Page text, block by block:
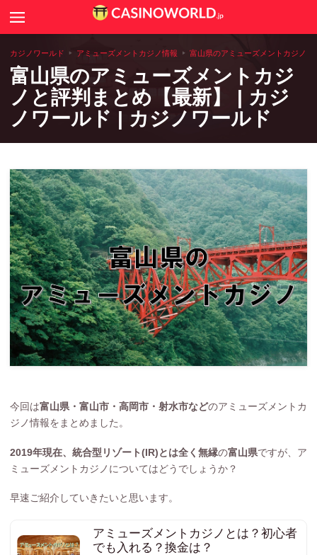
カジノニュース
カジノゲームのルールや攻略法
カジノコラム
全国アミューズメントカジノ一覧
カジノ用語辞典
Search
カジノワールド アミューズメントカジノ情報 富山県のアミューズメントカジノ
富山県のアミューズメントカジ
ノと評判まとめ【最新】 | カジ
ノワールド | カジノワールド
今回は富山県・富山市・高岡市・射水市などのアミューズメントカ
ジノ情報をまとめました。
2019年現在、統合型リゾート(IR)とは全く無縁の富山県ですが、ア
ミューズメントカジノについてはどうでしょうか？
早速ご紹介していきたいと思います。
アミューズメントカジノとは？初心者
でも入れる？換金は？